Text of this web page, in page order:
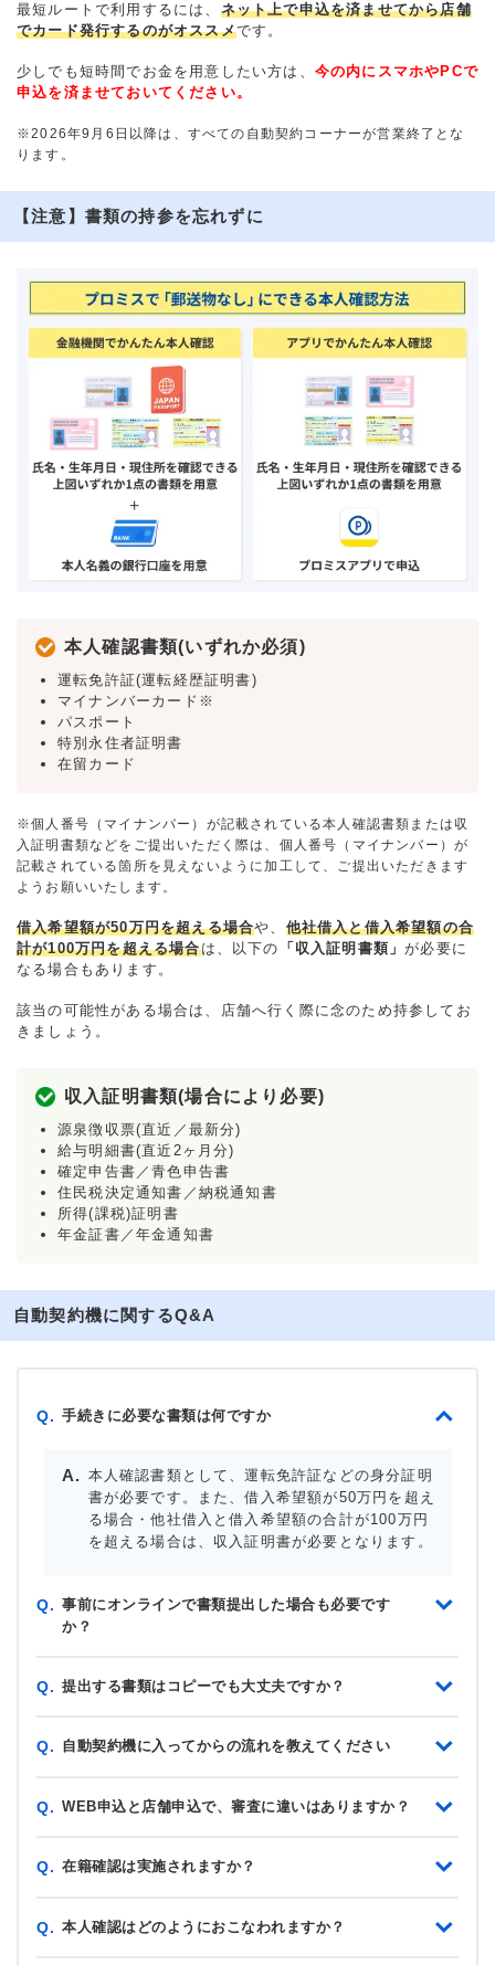
最短ルートで利用するには、 ネット上で申込を済ませてから店舗
でカード発行するのがオススメです。
少しでも短時間でお金を用意したい方は、 今の内にスマホやPCで
申込を済ませておいてください。
※2026年9月6日以降は、すべての自動契約コーナーが営業終了とな
ります。
【注意】書類の持参を忘れずに
本人確認書類(いずれか必須)
運転免許証(運転経歴証明書)
マイナンバーカード※
パスポート
特別永住者証明書
在留カード
※個人番号（マイナンバー）が記載されている本人確認書類または収
入証明書類などをご提出いただく際は、個人番号（マイナンバー）が
記載されている箇所を見えないように加工して、ご提出いただきます
ようお願いいたします。
借入希望額が50万円を超える場合や、 他社借入と借入希望額の合
計が100万円を超える場合は、以下の 「収入証明書類」が必要に
なる場合もあります。
該当の可能性がある場合は、店舗へ行く際に念のため持参してお
きましょう。
収入証明書類(場合により必要)
源泉徴収票(直近／最新分)
給与明細書(直近2ヶ月分)
確定申告書／青色申告書
住民税決定通知書／納税通知書
所得(課税)証明書
年金証書／年金通知書
自動契約機に関するQ&A
Q. 手続きに必要な書類は何ですか
本人確認書類として、運転免許証などの身分証明
書が必要です。また、借入希望額が50万円を超え
る場合・他社借入と借入希望額の合計が100万円
を超える場合は、収入証明書が必要となります。
Q. 事前にオンラインで書類提出した場合も必要です
か？
Q. 提出する書類はコピーでも大丈夫ですか？
Q. 自動契約機に入ってからの流れを教えてください
Q. WEB申込と店舗申込で、審査に違いはありますか？
Q. 在籍確認は実施されますか？
Q. 本人確認はどのようにおこなわれますか？